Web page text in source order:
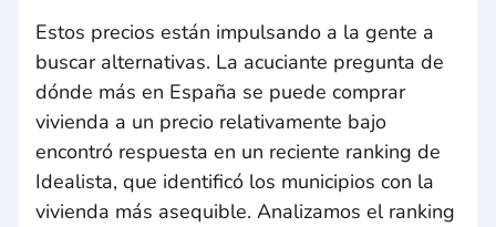
Estos precios están impulsando a la gente a
buscar alternativas. La acuciante pregunta de
dónde más en España se puede comprar
vivienda a un precio relativamente bajo
encontró respuesta en un reciente ranking de
Idealista, que identificó los municipios con la
vivienda más asequible. Analizamos el ranking